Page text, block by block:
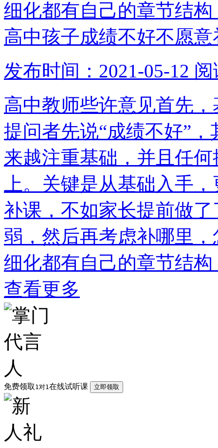
细化都有自己的章节结
高中孩子成绩不好不愿
发布时间：2021-05-12 阅
高中教师些许意见首先
提问者先说“成绩不好”
来越注重基础，并且任
上。关键是从基础入手
补课，不如家长提前做
弱，然后再考虑补哪里
细化都有自己的章节结
查看更多
免费领取 1对1在线试听课 立即领取